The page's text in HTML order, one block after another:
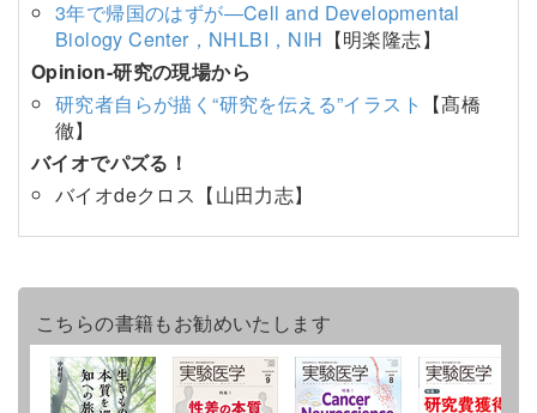
3年で帰国のはずが―Cell and Developmental
Biology Center，NHLBI，NIH 【明楽隆志】
Opinion-研究の現場から
研究者自らが描く“研究を伝える”イラスト
【髙橋
徹】
バイオでパズる！
バイオdeクロス【山田力志】
こちらの書籍もお勧めいたします